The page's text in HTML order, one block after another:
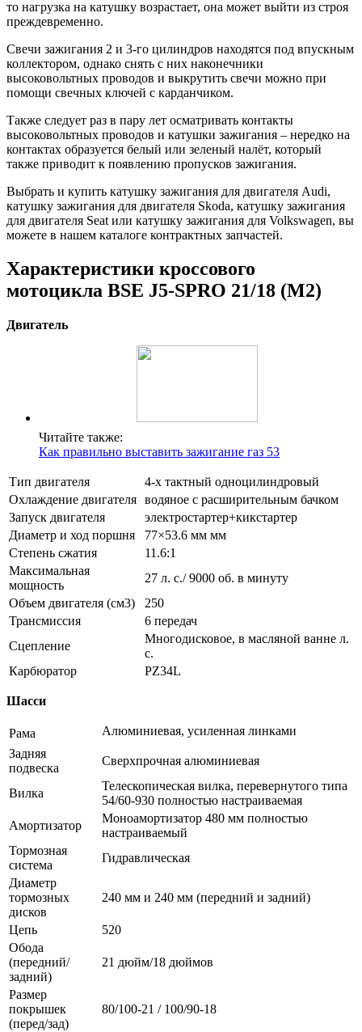
то нагрузка на катушку возрастает, она может выйти из строя
преждевременно.
Свечи зажигания 2 и 3-го цилиндров находятся под впускным
коллектором, однако снять с них наконечники
высоковольтных проводов и выкрутить свечи можно при
помощи свечных ключей с карданчиком.
Также следует раз в пару лет осматривать контакты
высоковольтных проводов и катушки зажигания – нередко на
контактах образуется белый или зеленый налёт, который
также приводит к появлению пропусков зажигания.
Выбрать и купить катушку зажигания для двигателя Audi,
катушку зажигания для двигателя Skoda, катушку зажигания
для двигателя Seat или катушку зажигания для Volkswagen, вы
можете в нашем каталоге контрактных запчастей.
Характеристики кроссового
мотоцикла BSE J5-SPRO 21/18 (M2)
Двигатель
Читайте также:
Как правильно выставить зажигание газ 53
Тип двигателя
4-х тактный одноцилиндровый
Охлаждение двигателя водяное c расширительным бачком
Запуск двигателя
электростартер+кикстартер
Диаметр и ход поршня
77×53.6 мм мм
Степень сжатия
11.6:1
Максимальная
мощность
27 л. с./ 9000 об. в минуту
Объем двигателя (см3)
250
Трансмиссия
6 передач
Сцепление
Многодисковое, в масляной ванне л.
с.
Карбюратор
PZ34L
Шасси
Рама
Алюминиевая, усиленная линками
Задняя
подвеска
Сверхпрочная алюминиевая
Вилка
Телескопическая вилка, перевернутого типа
54/60-930 полностью настраиваемая
Амортизатор
Моноамортизатор 480 мм полностью
настраиваемый
Тормозная
система
Гидравлическая
Диаметр
тормозных
дисков
240 мм и 240 мм (передний и задний)
Цепь
520
Обода
(передний/
задний)
21 дюйм/18 дюймов
Размер
покрышек
(перед/зад)
80/100-21 / 100/90-18